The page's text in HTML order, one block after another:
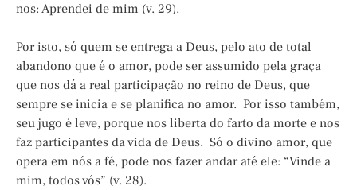
nos: Aprendei de mim (v. 29).
Por isto, só quem se entrega a Deus, pelo ato de total
abandono que é o amor, pode ser assumido pela graça
que nos dá a real participação no reino de Deus, que
sempre se inicia e se planifica no amor. Por isso também,
seu jugo é leve, porque nos liberta do farto da morte e nos
faz participantes da vida de Deus. Só o divino amor, que
opera em nós a fé, pode nos fazer andar até ele: “Vinde a
mim, todos vós” (v. 28).